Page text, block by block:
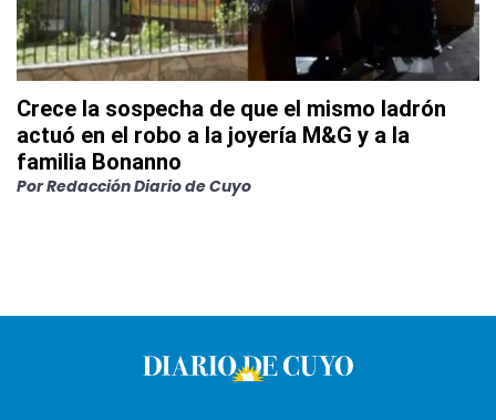
Crece la sospecha de que el mismo ladrón
actuó en el robo a la joyería M&G y a la
familia Bonanno
PorRedacción Diario de Cuyo